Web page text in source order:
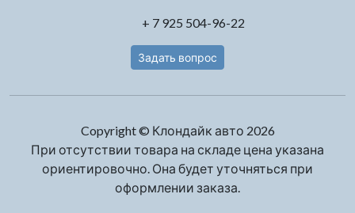
+ 7 925 504-96-22
Задать вопрос
Copyright © Клондайк авто 2026
При отсутствии товара на складе цена указана
ориентировочно. Она будет уточняться при
оформлении заказа.